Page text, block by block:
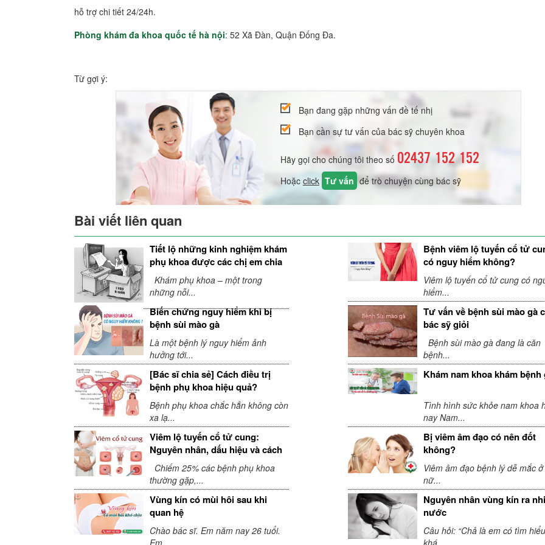
hỗ trợ chi tiết 24/24h.
Phòng khám đa khoa quốc tế hà nội: 52 Xã Đàn, Quận Đống Đa.
Từ gợi ý:
Bạn đang gặp những vấn đề tế nhị
Bạn cần sự tư vấn của bác sỹ chuyên khoa
Hãy gọi cho chúng tôi theo số 02437 152 152
Hoặc click Tư vấn để trò chuyện cùng bác sỹ
Bài viết liên quan
Tiết lộ những kinh nghiệm khám
phụ khoa được các chị em chia
sẻ
Khám phụ khoa – một trong
những nỗi...
Bệnh viêm lộ tuyến cổ tử
có nguy hiểm không?
Viêm lộ tuyến cổ tử cung có
hiểm...
Biến chứng nguy hiểm khi bị
bệnh sùi mào gà
Là một bệnh lý nguy hiểm ảnh
hưởng tới...
Tư vấn về bệnh sùi mào gà
bác sỹ giỏi
Bệnh sùi mào gà đang là căn
bệnh...
[Bác sĩ chia sẻ] Cách điều trị
bệnh phụ khoa hiệu quả?
Bệnh phụ khoa chắc hẳn không còn
xa lạ...
Khám nam khoa khám bệnh
Tình hình sức khỏe nam khoa
nay Nam...
Viêm lộ tuyến cổ tử cung:
Nguyên nhân, dấu hiệu và cách
điều trị
Chiếm 25% các bệnh phụ khoa
thường gặp,...
Bị viêm âm đạo có nên đốt
không?
Viêm âm đạo bệnh lý dễ mắc ở
nữ...
Vùng kín có mùi hôi sau khi
quan hệ
Chào bác sĩ. Em năm nay 26 tuổi.
Em...
Nguyên nhân vùng kín ra
nước
Câu hỏi: “Chả là em có tìm hiểu
khá...